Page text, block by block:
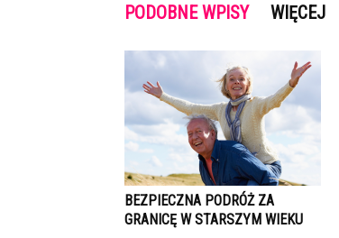
PODOBNE WPISY WIĘCEJ
BEZPIECZNA PODRÓŻ ZA
GRANICĘ W STARSZYM WIEKU